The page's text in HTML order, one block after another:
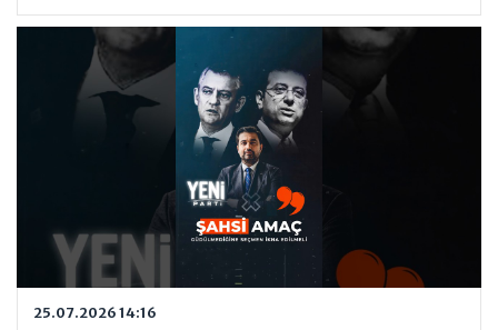
25.07.2026 14:16